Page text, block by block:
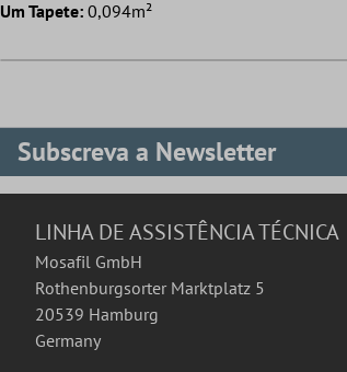
Um Tapete: 0,094m²
Subscreva a Newsletter
LINHA DE ASSISTÊNCIA TÉCNICA
Mosafil GmbH
Rothenburgsorter Marktplatz 5
20539 Hamburg
Germany